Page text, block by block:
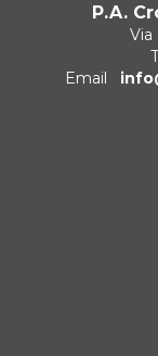
P.A.
Via
Email